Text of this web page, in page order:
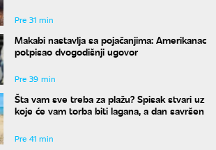
Pre 31 min
Makabi nastavlja sa pojačanjima: Amerikanac
potpisao dvogodišnji ugovor
Pre 39 min
Šta vam sve treba za plažu? Spisak stvari uz
koje će vam torba biti lagana, a dan savršen
Pre 41 min